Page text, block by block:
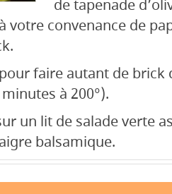
de tapenade
votre convenance de
faire autant de brick
à 200°).
un lit de salade verte
balsamique.